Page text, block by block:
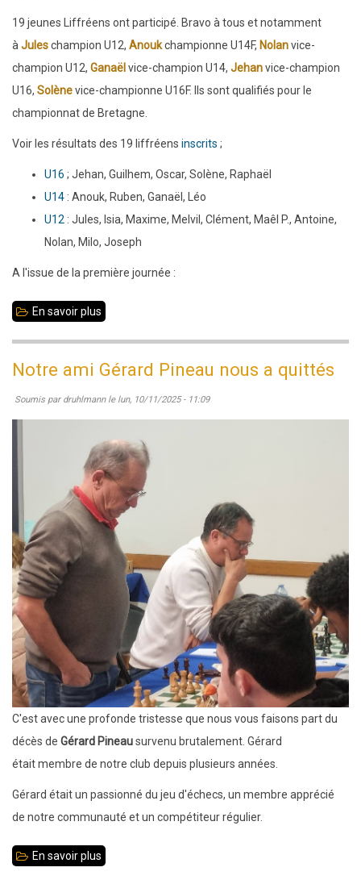
19 jeunes Liffréens ont participé. Bravo à tous et notamment
à Juleschampion U12, Anoukchampionne U14F, Nolanvice-
champion U12, Ganaël vice-champion U14, Jehanvice-champion
U16, Solènevice-championne U16F. Ils sont qualifiés pour le
championnat de Bretagne.
Voir les résultats des 19 liffréens inscrits ;
U16 ; Jehan, Guilhem, Oscar, Solène, Raphaël
U14 : Anouk, Ruben, Ganaël, Léo
U12 : Jules, Isia, Maxime, Melvil, Clément, Maêl P., Antoine,
Nolan, Milo, Joseph
A l'issue de la première journée :
En savoir plus
novembre
2025
35
Jeunes
pour
les
U12
-
Rennes
-
Résultats
Notre ami Gérard Pineau nous a quittés
Soumis par druhlmannle lun, 10/11/2025 - 11:09
C'est avec une profonde tristesse que nous vous faisons part du
décès de Gérard Pineausurvenu brutalement. Gérard
était membre de notre club depuis plusieurs années.
Gérard était un passionné du jeu d'échecs, un membre apprécié
de notre communauté et un compétiteur régulier.
En savoir plus